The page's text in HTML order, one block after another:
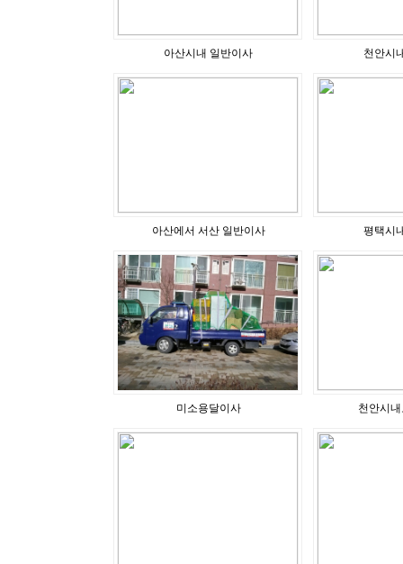
아산시내 일반이사 천안시
아산에서 서산 일반이사 평택시
미소용달이사 천안시